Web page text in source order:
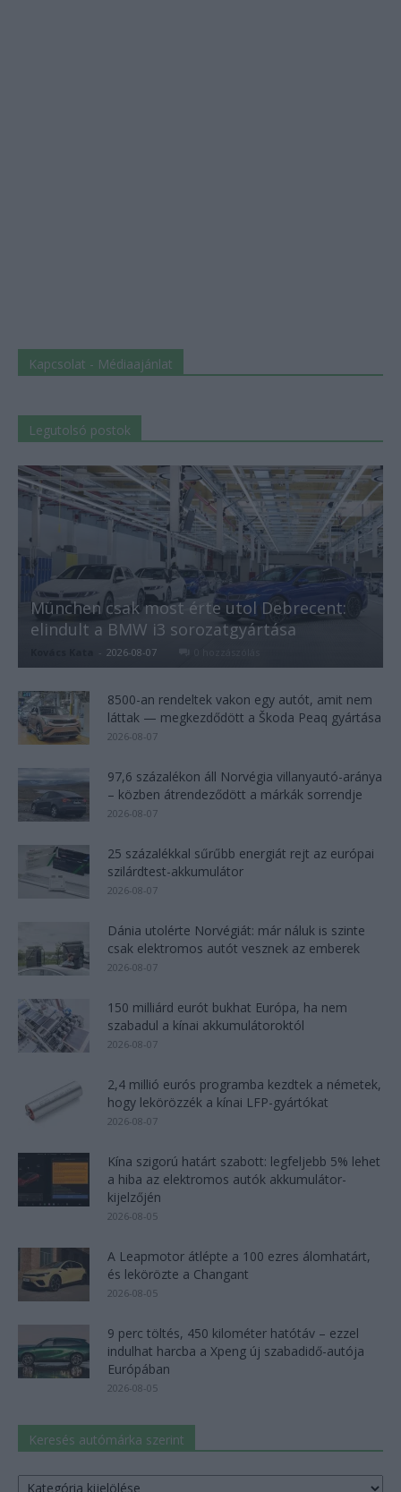
Kapcsolat - Médiaajánlat
Legutolsó postok
München csak most érte utol Debrecent:
elindult a BMW i3 sorozatgyártása
- 2026-08-07
8500-an rendeltek vakon egy autót, amit nem
láttak — megkezdődött a Škoda Peaq gyártása
2026-08-07
97,6 százalékon áll Norvégia villanyautó-aránya
– közben átrendeződött a márkák sorrendje
2026-08-07
25 százalékkal sűrűbb energiát rejt az európai
szilárdtest-akkumulátor
2026-08-07
Dánia utolérte Norvégiát: már náluk is szinte
csak elektromos autót vesznek az emberek
2026-08-07
150 milliárd eurót bukhat Európa, ha nem
szabadul a kínai akkumulátoroktól
2026-08-07
2,4 millió eurós programba kezdtek a németek,
hogy lekörözzék a kínai LFP-gyártókat
2026-08-07
Kína szigorú határt szabott: legfeljebb 5% lehet
a hiba az elektromos autók akkumulátor-
kijelzőjén
2026-08-05
A Leapmotor átlépte a 100 ezres álomhatárt,
és lekörözte a Changant
2026-08-05
9 perc töltés, 450 kilométer hatótáv – ezzel
indulhat harcba a Xpeng új szabadidő-autója
Európában
2026-08-05
Keresés autómárka szerint
Keresés